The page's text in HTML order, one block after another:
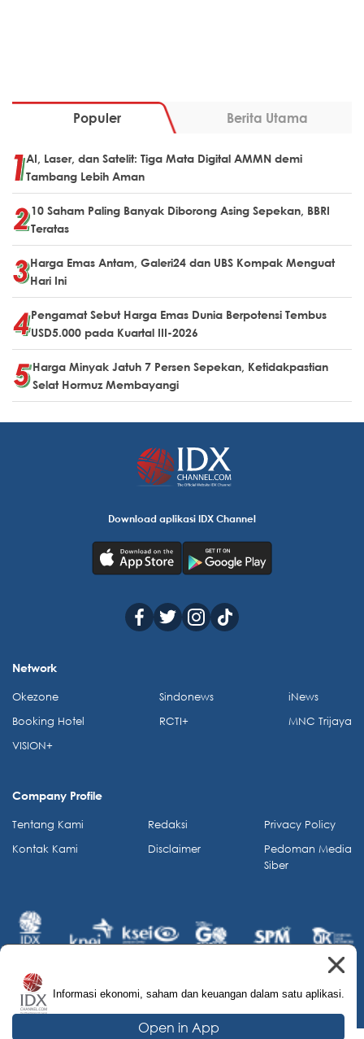
Populer Berita Utama
AI, Laser, dan Satelit: Tiga Mata Digital AMMN demi
Tambang Lebih Aman
10 Saham Paling Banyak Diborong Asing Sepekan, BBRI
Teratas
Harga Emas Antam, Galeri24 dan UBS Kompak Menguat
Hari Ini
Pengamat Sebut Harga Emas Dunia Berpotensi Tembus
USD5.000 pada Kuartal III-2026
Harga Minyak Jatuh 7 Persen Sepekan, Ketidakpastian
Selat Hormuz Membayangi
Informasi ekonomi, saham dan keuangan dalam satu aplikasi.
Open in App
Download aplikasi IDX Channel
Network
Okezone
Booking Hotel
VISION+
Sindonews
RCTI+
iNews
MNC Trijaya
Company Profile
Tentang Kami
Kontak Kami
Redaksi
Disclaimer
Privacy Policy
Pedoman Media
Siber
© 2026 IDX Channel. All Rights Reserved.